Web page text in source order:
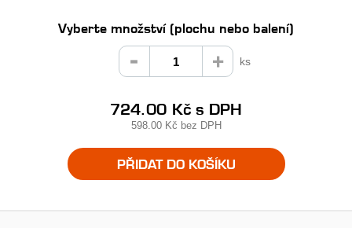
Vyberte množství (plochu nebo balení)
ks
724.00 Kč s DPH
598.00 Kč bez DPH
PŘIDAT DO KOŠÍKU